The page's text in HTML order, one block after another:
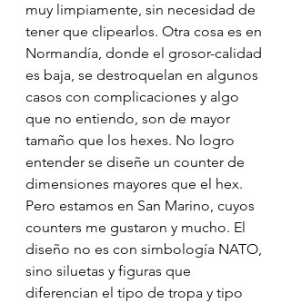
muy limpiamente, sin necesidad de
tener que clipearlos. Otra cosa es en
Normandía, donde el grosor-calidad
es baja, se destroquelan en algunos
casos con complicaciones y algo
que no entiendo, son de mayor
tamaño que los hexes. No logro
entender se diseñe un counter de
dimensiones mayores que el hex.
Pero estamos en San Marino, cuyos
counters me gustaron y mucho. El
diseño no es con simbología NATO,
sino siluetas y figuras que
diferencian el tipo de tropa y tipo